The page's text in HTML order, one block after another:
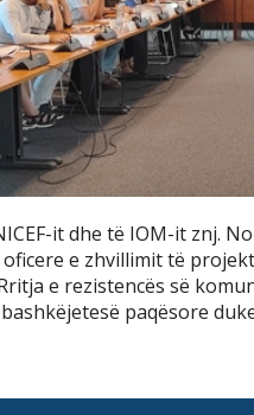
it dhe të IOM-it znj.
e zhvillimit të
e rezistencës së
paqësore